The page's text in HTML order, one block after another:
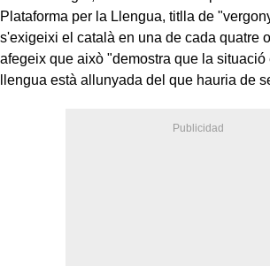
Plataforma per la Llengua, titlla de
s'exigeixi el català en una de cada quatre
afegeix que això "demostra que la situació
llengua està allunyada del que hauria de